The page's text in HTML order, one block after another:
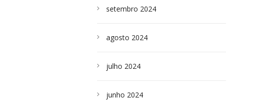
setembro 2024
agosto 2024
julho 2024
junho 2024